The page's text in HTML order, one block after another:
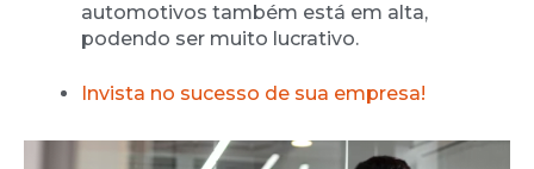
automotivos também está em alta,
podendo ser muito lucrativo.
Invista no sucesso de sua empresa!